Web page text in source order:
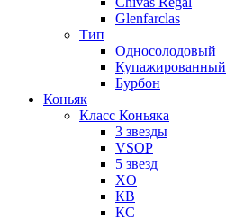
Glenfarclas
Тип
Односолодовый
Купажированный
Бурбон
Коньяк
Класс Коньяка
3 звезды
VSOP
5 звезд
XO
КВ
КС